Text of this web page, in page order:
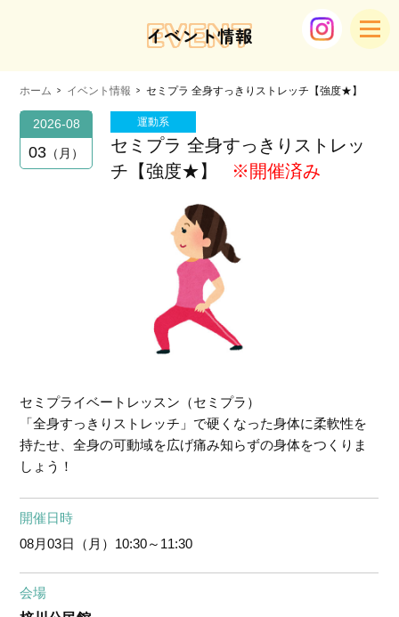
EVENT
イベント情報
ホーム イベント情報 セミプラ 全身すっきりストレッチ【強度★】
2026-08
03 月
運動系
セミプラ 全身すっきりストレッ
チ【強度★】
※開催済み
セミプライベートレッスン（セミプラ）
「全身すっきりストレッチ」で硬くなった身体に柔軟性を
持たせ、全身の可動域を広げ痛み知らずの身体をつくりま
しょう！
開催日時
08月03日（月） 10:30～11:30
会場